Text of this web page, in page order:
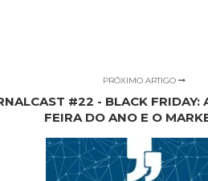
PRÓXIMO ARTIGO
#22 - BLACK FRIDAY:
FEIRA DO ANO E O